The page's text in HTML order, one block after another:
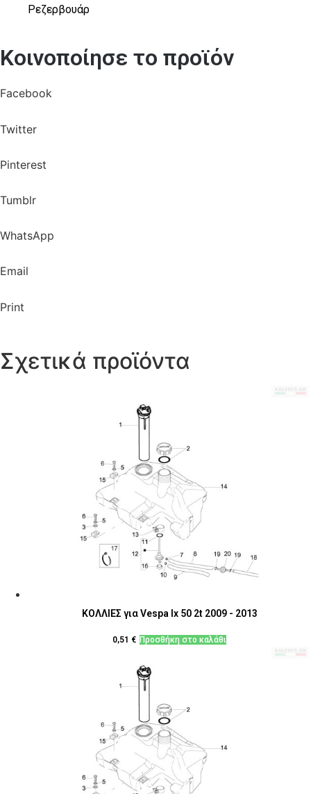
Ρεζερβουάρ
Κοινοποίησε το προϊόν
Facebook
Twitter
Pinterest
Tumblr
WhatsApp
Email
Print
Σχετικά προϊόντα
ΚΟΛΛΙΕΣ για Vespa lx 50 2t 2009 - 2013
0,51 € Προσθήκη στο καλάθι